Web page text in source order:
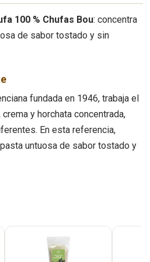
100 % Chufas Bou: concentra
de sabor tostado y sin
fundada en 1946, trabaja el
y horchata concentrada,
En esta referencia,
untuosa de sabor tostado y